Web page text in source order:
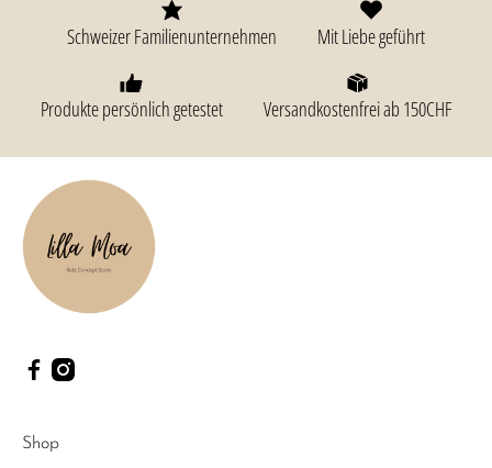
Schweizer Familienunternehmen Mit Liebe geführt
Produkte persönlich getestet Versandkostenfrei ab 150CHF
Shop